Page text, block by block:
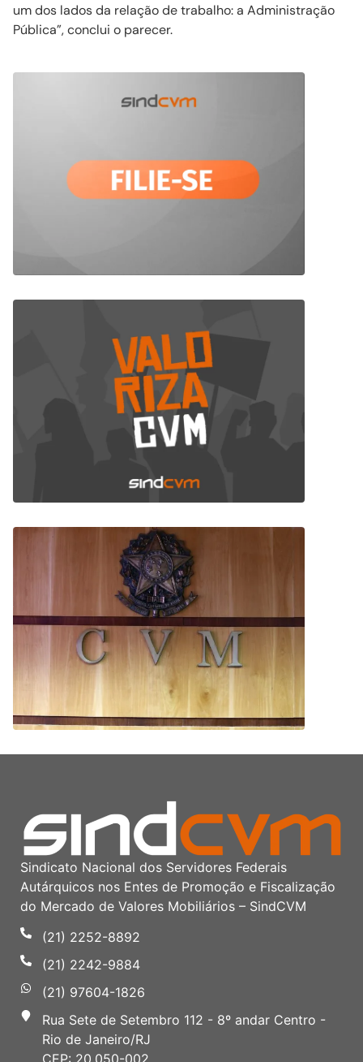
um dos lados da relação de trabalho: a Administração
Pública”, conclui o parecer.
Sindicato Nacional dos Servidores Federais
Autárquicos nos Entes de Promoção e Fiscalização
do Mercado de Valores Mobiliários – SindCVM
(21) 2252-8892
(21) 2242-9884
(21) 97604-1826
Rua Sete de Setembro 112 - 8º andar Centro -
Rio de Janeiro/RJ